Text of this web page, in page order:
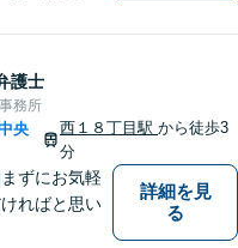
労働問題・
事故です。
、道内の皆
真摯に対応し
相談くださ
護士
務所
央
西１８丁目駅から徒歩3
分
ずにお気軽
ればと思い
詳細を見
る